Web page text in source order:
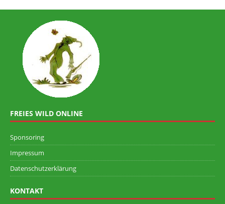
FREIES WILD ONLINE
Sponsoring
Impressum
Datenschutzerklärung
KONTAKT